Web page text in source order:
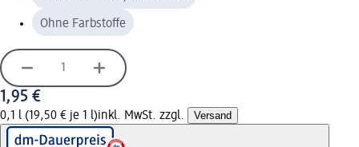
Ohne Farbstoffe
1,95 €
0,1 l (19,50 € je 1 l)inkl. MwSt. zzgl. Versand